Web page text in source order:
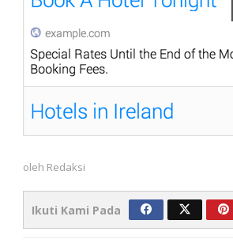
oleh Redaksi
Ikuti Kami Pada